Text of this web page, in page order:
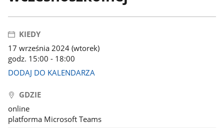
KIEDY
17 września 2024 (wtorek)
godz. 15:00 - 18:00
DODAJ DO KALENDARZA
GDZIE
online
platforma Microsoft Teams